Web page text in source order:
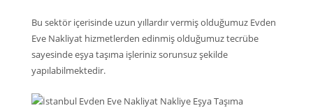
Bu sektör içerisinde uzun yıllardır vermiş olduğumuz Evden
Eve Nakliyat hizmetlerden edinmiş olduğumuz tecrübe
sayesinde eşya taşıma işleriniz sorunsuz şekilde
yapılabilmektedir.